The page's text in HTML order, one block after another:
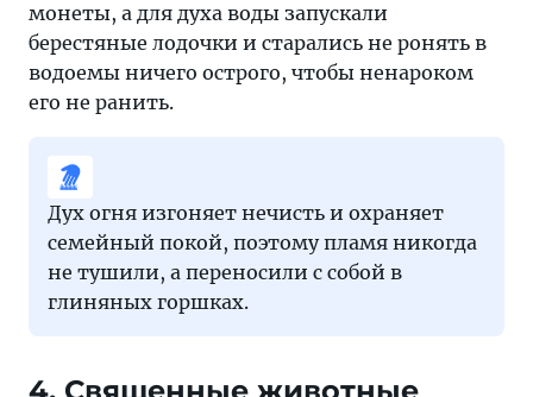
монеты, а для духа воды запускали
берестяные лодочки и старались не ронять в
водоемы ничего острого, чтобы ненароком
его не ранить.
Дух огня изгоняет нечисть и охраняет
семейный покой, поэтому пламя никогда
не тушили, а переносили с собой в
глиняных горшках.